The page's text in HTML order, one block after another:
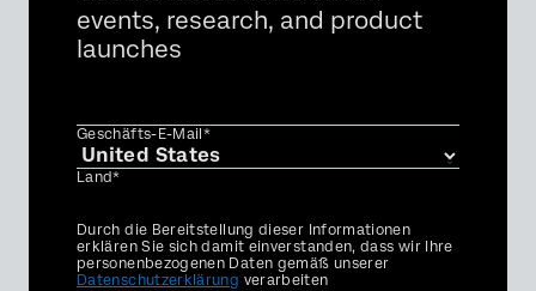
events, research, and product
launches
Geschäfts-E-Mail*
Land*
Privacy
Optin
Durch die Bereitstellung dieser Informationen
erklären Sie sich damit einverstanden, dass wir Ihre
personenbezogenen Daten gemäß unserer
Datenschutzerklärung verarbeiten